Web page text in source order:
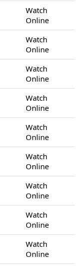
Watch
Online
Watch
Online
Watch
Online
Watch
Online
Watch
Online
Watch
Online
Watch
Online
Watch
Online
Watch
Online